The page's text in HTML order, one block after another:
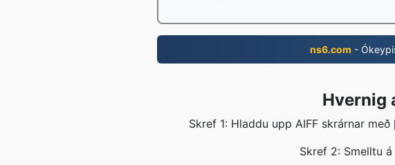
ns6.com -
Hvernig
Skref 1: Hladdu upp AIFF skrárnar
Skref 2: Smelltu